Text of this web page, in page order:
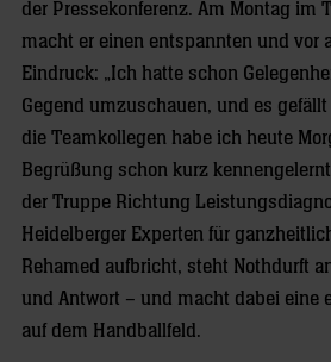
der Pressekonferenz. Am Montag im
macht er einen entspannten und vor
Eindruck: „Ich hatte schon
Gegend umzuschauen, und es
die Teamkollegen habe ich heute
Begrüßung schon kurz
der Truppe Richtung
Heidelberger Experten für
Rehamed aufbricht, steht Nothdurft
und Antwort – und macht dabei eine
auf dem Handballfeld.